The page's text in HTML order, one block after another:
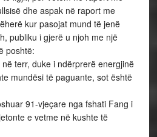
dhe aspak në raport me
kur pasojat mund të jenë
publiku i gjerë u njoh me një
poshtë:
terr, duke i ndërprerë energjinë
mundësi të paguante, sot është
91-vjeçare nga fshati Fang i
e vetme në kushte të